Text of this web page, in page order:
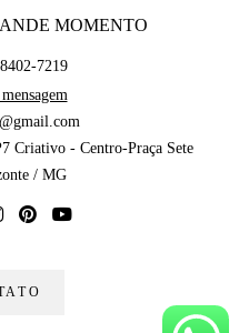
MOMENTO
7219
Criativo - Centro-Praça Sete
/ MG